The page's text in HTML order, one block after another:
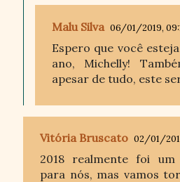
Malu Silva 06/01/2019,
Espero que você
ano, Michelly!
apesar de tudo, este
Vitória Bruscato 02/01/
2018 realmente foi
para nós, mas vamos